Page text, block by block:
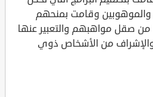
والموهوبين وقامت بمنحهم
من صقل مواهبهم والتعبير عنها
والإشراف من الأشخاص ذوي